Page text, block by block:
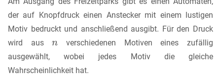
der auf Knopfdruck einen Anstecker mit einem lustigen
Motiv bedruckt und anschließend ausgibt. Für den Druck
wird aus
verschiedenen Motiven eines zufällig
ausgewählt, wobei jedes Motiv die gleiche
Wahrscheinlichkeit hat.